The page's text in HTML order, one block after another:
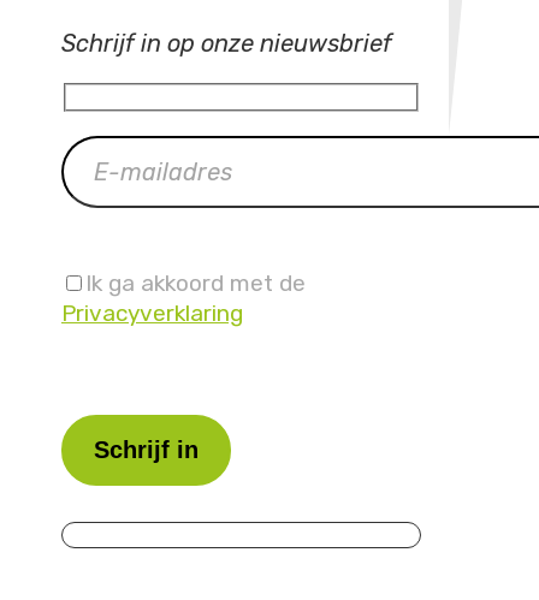
Schrijf in op onze nieuwsbrief
Ik ga akkoord met de
Privacyverklaring
dit
veld
leeg.